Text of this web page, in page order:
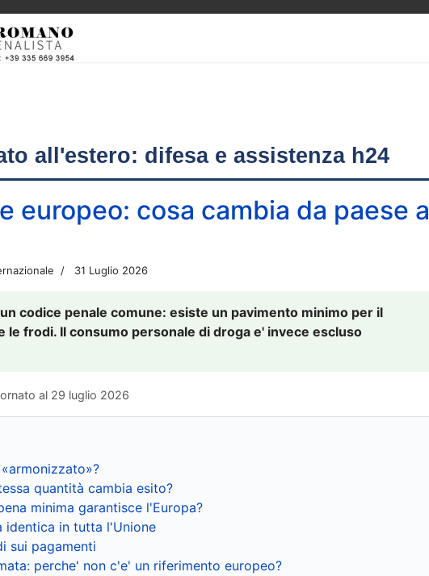
all'estero: difesa e assistenza h24
europeo: cosa cambia da paese a
31 Luglio 2026
codice penale comune: esiste un pavimento minimo per il
le frodi. Il consumo personale di droga e' invece escluso
al 29 luglio 2026
quantità cambia esito?
minima garantisce l'Europa?
identica in tutta l'Unione
sui pagamenti
perche' non c'e' un riferimento europeo?